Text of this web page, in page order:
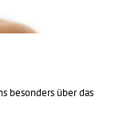
besonders über das